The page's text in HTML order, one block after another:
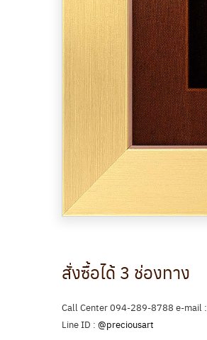
สั่งซื้อได้ 3 ช่องทาง
Call Center 094-289-8788 e-mail :
Line ID : @preciousart